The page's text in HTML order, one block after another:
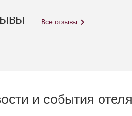
Все отзывы
и события отеля